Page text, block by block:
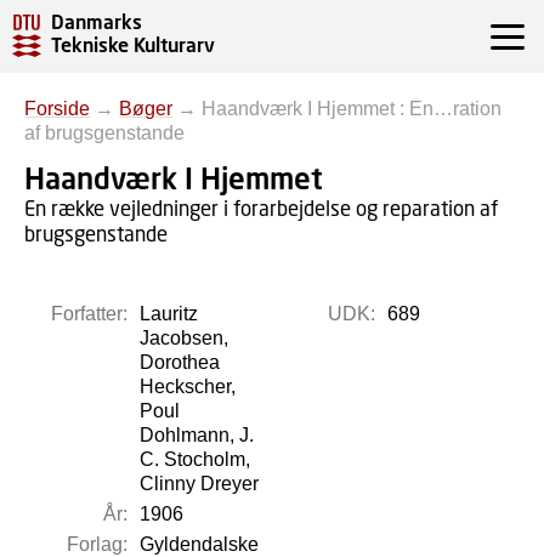
Danmarks
Tekniske Kulturarv
Forside → Bøger → Haandværk I Hjemmet : En…ration
af brugsgenstande
Haandværk I Hjemmet
En række vejledninger i forarbejdelse og reparation af
brugsgenstande
Forfatter:
Lauritz
Jacobsen,
Dorothea
Heckscher,
Poul
Dohlmann, J.
C. Stocholm,
Clinny Dreyer
År:
1906
Forlag:
Gyldendalske
UDK: 689